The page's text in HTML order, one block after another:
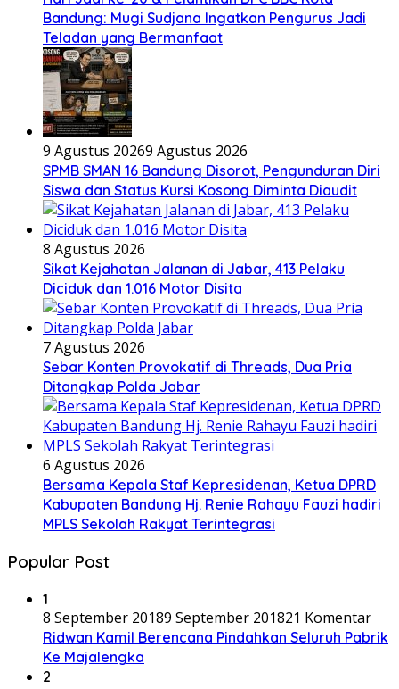
Bandung: Mugi Sudjana Ingatkan Pengurus Jadi
Teladan yang Bermanfaat
9 Agustus 20269 Agustus 2026
SPMB SMAN 16 Bandung Disorot, Pengunduran Diri
Siswa dan Status Kursi Kosong Diminta Diaudit
8 Agustus 2026
Sikat Kejahatan Jalanan di Jabar, 413 Pelaku
Diciduk dan 1.016 Motor Disita
7 Agustus 2026
Sebar Konten Provokatif di Threads, Dua Pria
Ditangkap Polda Jabar
6 Agustus 2026
Bersama Kepala Staf Kepresidenan, Ketua DPRD
Kabupaten Bandung Hj. Renie Rahayu Fauzi hadiri
MPLS Sekolah Rakyat Terintegrasi
Popular Post
1
8 September 20189 September 201821 Komentar
Ridwan Kamil Berencana Pindahkan Seluruh Pabrik
Ke Majalengka
2